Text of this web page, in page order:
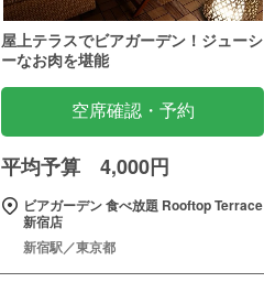
屋上テラスでビアガーデン！ジューシ
ーなお肉を堪能
空席確認・予約
平均予算 4,000円
ビアガーデン 食べ放題 Rooftop Terrace
新宿店
新宿駅／東京都